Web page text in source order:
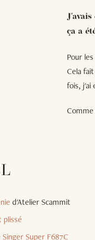
ça a
Pour
Cela
fois, j'ai
d'Atelier Scammit
Singer Super F687C